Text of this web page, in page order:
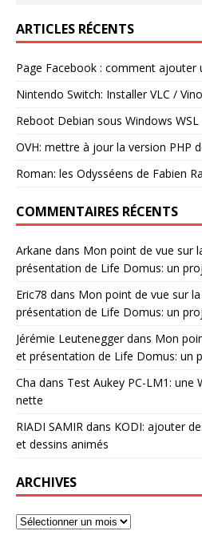
ARTICLES RÉCENTS
Page Facebook : comment ajouter
Nintendo Switch: Installer VLC /
Reboot Debian sous Windows WSL
OVH: mettre à jour la version PHP
Roman: les Odysséens de Fabien
COMMENTAIRES RÉCENTS
Arkane dans Mon point de vue sur
présentation de Life Domus: un
Eric78 dans Mon point de vue sur
présentation de Life Domus: un
Jérémie Leuteneggerdans Mon
et présentation de Life Domus: un
Cha dans Test Aukey PC-LM1: une
nette
RIADI SAMIR dans KODI: ajouter
et dessins animés
ARCHIVES